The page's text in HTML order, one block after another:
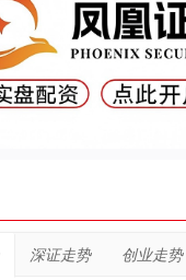
深证走势 创业走势